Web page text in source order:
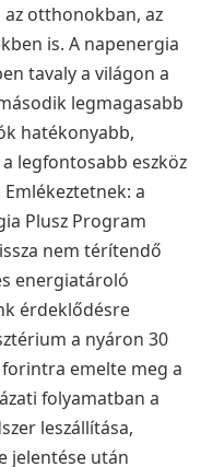
otthonokban, az
is. A napenergia
tavaly a világon a
legmagasabb
hatékonyabb,
legfontosabb eszköz
a
Plusz Program
nem térítendő
energiatároló
érdeklődésre
a nyáron 30
emelte meg a
folyamatban a
leszállítása,
jelentése után